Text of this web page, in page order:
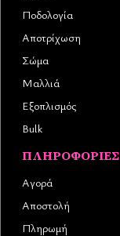
Ποδολογία
Αποτρίχωση
Σώμα
Μαλλιά
Εξοπλισμός
Bulk
ΠΛΗΡΟΦΟΡΊΕΣ
Αγορά
Αποστολή
Πληρωμή